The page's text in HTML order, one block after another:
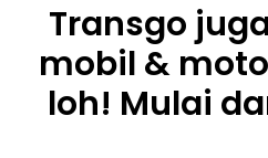
Transgo
mobil &
loh! Mulai